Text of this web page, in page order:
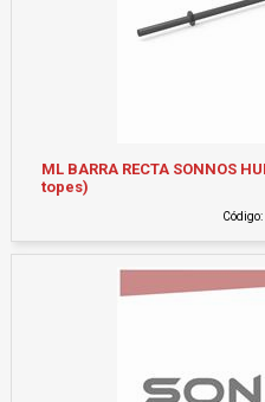
ML BARRA RECTA SONNOS
topes)